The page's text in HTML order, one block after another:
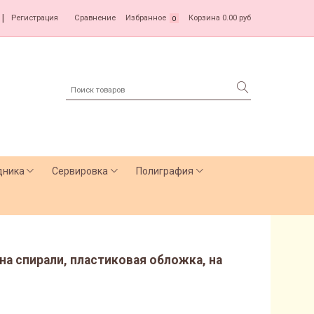
Регистрация Сравнение Избранное 0 Корзина 0.00 руб
Сервировка Полиграфия
спирали, пластиковая обложка, на